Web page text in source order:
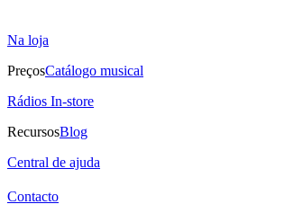
Na loja
PreçosCatálogo musical
Rádios In-store
RecursosBlog
Central de ajuda
Contacto